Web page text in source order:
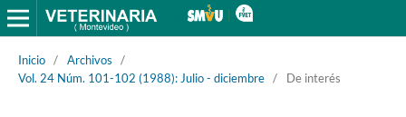
Inicio / Archivos
/
Vol. 24 Núm. 101-102 (1988): Julio - diciembre / De interés